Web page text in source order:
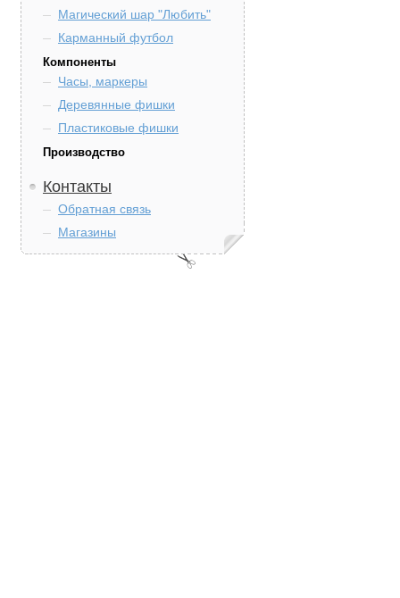
Магический шар "Любить"
Карманный футбол
Компоненты
Часы, маркеры
Деревянные фишки
Пластиковые фишки
Производство
Контакты
Обратная связь
Магазины